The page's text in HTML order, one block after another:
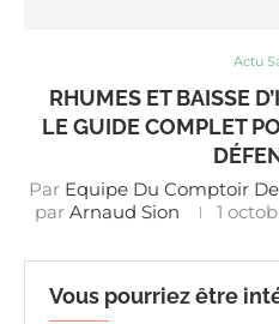
Actu
RHUMES ET BAISSE
LE GUIDE COMPLET
Par Equipe Du Comptoir
par Arnaud Sion 1
Vous pourriez être